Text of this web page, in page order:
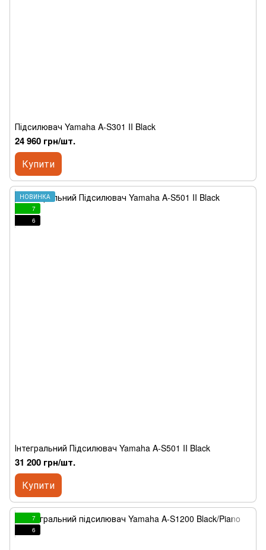
Підсилювач Yamaha A-S301 II Black
24 960 грн/шт.
Купити
НОВИНКА
7
6
Інтегральний Підсилювач Yamaha A-S501 II Black
31 200 грн/шт.
Купити
7
6